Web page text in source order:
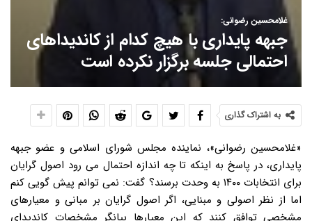
غلامحسین رضوانی:
جبهه پایداری با هیچ کدام از کاندیداهای
احتمالی جلسه برگزار نکرده است
به اشتراک گذاری
«غلامحسین رضوانی»، نماینده مجلس شورای اسلامی و عضو جبهه
پایداری، در پاسخ به اینکه تا چه اندازه احتمال می رود اصول گرایان
برای انتخابات ۱۴۰۰ به وحدت برسند؟ گفت: نمی توانم پیش گویی کنم
اما از نظر اصولی و مبنایی، اگر اصول گرایان بر مبانی و معیارهای
مشخصی توافق کنند که این معیارها بیانگر مشخصات کاندیدای